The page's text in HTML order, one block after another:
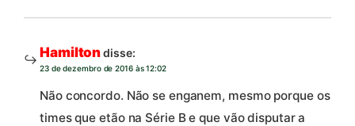
Hamiltondisse:
23 de dezembro de 2016 às 12:02
Não concordo. Não se enganem, mesmo porque os
times que etão na Série B e que vão disputar a